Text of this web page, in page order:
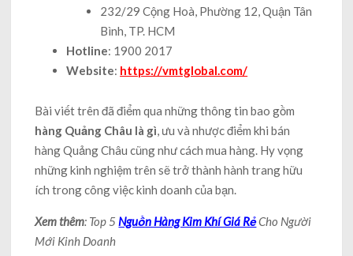
232/29 Cộng Hoà, Phường 12, Quận Tân
Bình, TP. HCM
Hotline: 1900 2017
Website: https://vmtglobal.com/
Bài viết trên đã điểm qua những thông tin bao gồm
hàng Quảng Châu là gì, ưu và nhược điểm khi bán
hàng Quảng Châu cũng như cách mua hàng. Hy vọng
những kinh nghiệm trên sẽ trở thành hành trang hữu
ích trong công việc kinh doanh của bạn.
Xem thêm: Top 5Nguồn Hàng Kim Khí Giá RẻCho Người
Mới Kinh Doanh